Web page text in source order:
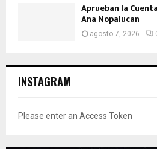
Aprueban la
Ana Nopalucan
agosto 7, 2026
INSTAGRAM
Please enter an Access Token